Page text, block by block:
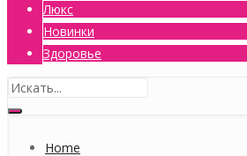
Люкс
Новинки
Здоровье
Home